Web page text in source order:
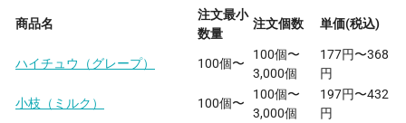
商品名
注文最小
数量
注文個数 単価(税込)
ハイチュウ（グレープ） 100個〜
100個〜
3,000個
177円〜368
円
小枝（ミルク） 100個〜
100個〜
3,000個
197円〜432
円